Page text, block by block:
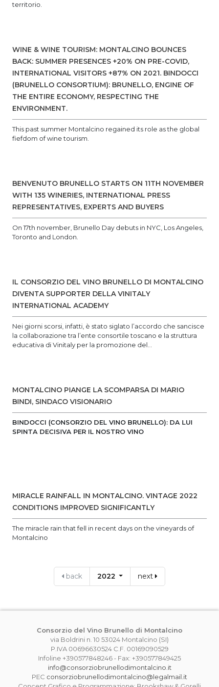
territorio.
WINE & WINE TOURISM: MONTALCINO BOUNCES
BACK: SUMMER PRESENCES +20% ON PRE-COVID,
INTERNATIONAL VISITORS +87% ON 2021. BINDOCCI
(BRUNELLO CONSORTIUM): BRUNELLO, ENGINE OF
THE ENTIRE ECONOMY, RESPECTING THE
ENVIRONMENT.
This past summer Montalcino regained its role as the global
fiefdom of wine tourism.
BENVENUTO BRUNELLO STARTS ON 11TH NOVEMBER
WITH 135 WINERIES, INTERNATIONAL PRESS
REPRESENTATIVES, EXPERTS AND BUYERS
On 17th november, Brunello Day debuts in NYC, Los Angeles,
Toronto and London.
IL CONSORZIO DEL VINO BRUNELLO DI MONTALCINO
DIVENTA SUPPORTER DELLA VINITALY
INTERNATIONAL ACADEMY
Nei giorni scorsi, infatti, è stato siglato l’accordo che sancisce
la collaborazione tra l’ente consortile toscano e la struttura
educativa di Vinitaly per la promozione del...
MONTALCINO PIANGE LA SCOMPARSA DI MARIO
BINDI, SINDACO VISIONARIO
BINDOCCI (CONSORZIO DEL VINO BRUNELLO): DA LUI
SPINTA DECISIVA PER IL NOSTRO VINO
MIRACLE RAINFALL IN MONTALCINO. VINTAGE 2022
CONDITIONS IMPROVED SIGNIFICANTLY
The miracle rain that fell in recent days on the vineyards of
Montalcino
back 2022 next
Consorzio del Vino Brunello di Montalcino
via Boldrini n. 10 53024 Montalcino (SI)
P.IVA 00696630524 C.F. 00169090529
Infoline +390577848246 - Fax: +390577849425
info@consorziobrunellodimontalcino.it
PEC consorziobrunellodimontalcino@legalmail.it